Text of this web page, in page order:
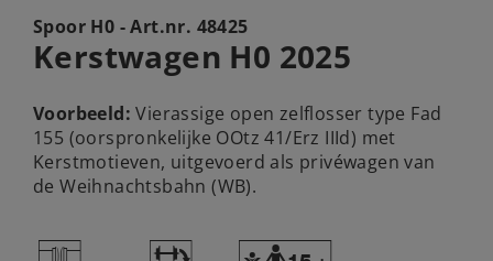
Spoor H0 - Art.nr. 48425
Kerstwagen H0 2025
Voorbeeld: Vierassige open zelflosser type Fad
155 (oorspronkelijke OOtz 41/Erz IIId) met
Kerstmotieven, uitgevoerd als privéwagen van
de Weihnachtsbahn (WB).